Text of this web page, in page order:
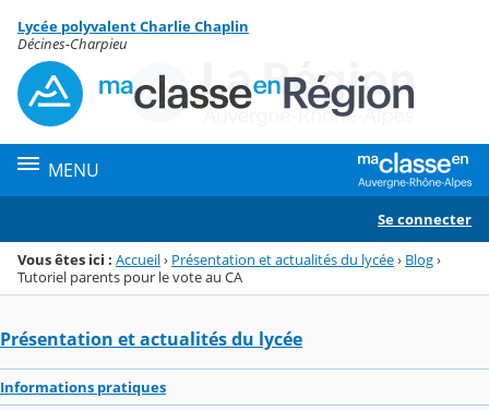
Menu de la rubrique
Contenu
Lycée polyvalent Charlie Chaplin
Décines-Charpieu
MENU
Se connecter
Vous êtes ici : Accueil› Présentation et actualités du lycée› Blog›
Tutoriel parents pour le vote au CA
Présentation et actualités du lycée
Informations pratiques